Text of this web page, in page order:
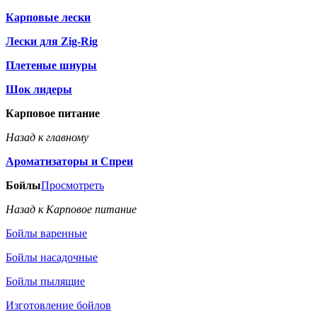
Карповые лески
Лески для Zig-Rig
Плетеные шнуры
Шок лидеры
Карповое питание
Назад к главному
Ароматизаторы и Спреи
БойлыПросмотреть
Назад к Карповое питание
Бойлы варенные
Бойлы насадочные
Бойлы пылящие
Изготовление бойлов